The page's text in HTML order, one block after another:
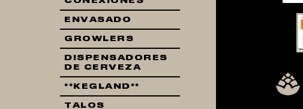
ENVASADO
GROWLERS
DISPENSADORES
DE CERVEZA
**KEGLAND**
TALOS